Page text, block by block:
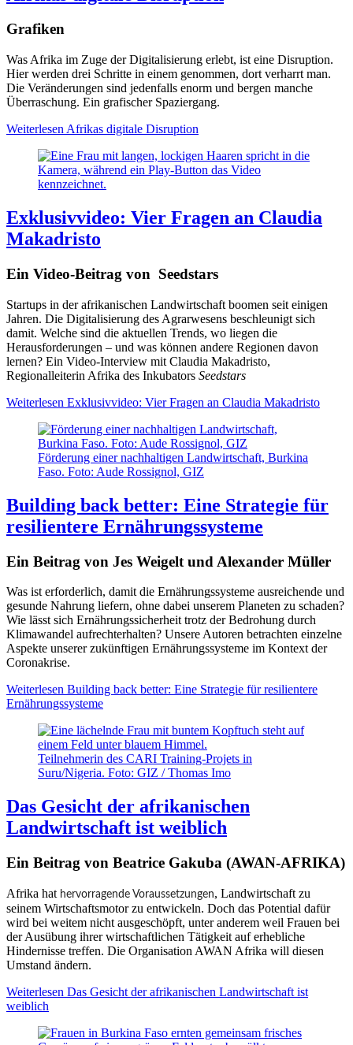
Grafiken
Was Afrika im Zuge der Digitalisierung erlebt, ist eine Disruption.
Hier werden drei Schritte in einem genommen, dort verharrt man.
Die Veränderungen sind jedenfalls enorm und bergen manche
Überraschung. Ein grafischer Spaziergang.
Weiterlesen Afrikas digitale Disruption
Exklusivvideo: Vier Fragen an Claudia
Makadristo
Ein Video-Beitrag von Seedstars
Startups in der afrikanischen Landwirtschaft boomen seit einigen
Jahren. Die Digitalisierung des Agrarwesens beschleunigt sich
damit. Welche sind die aktuellen Trends, wo liegen die
Herausforderungen – und was können andere Regionen davon
lernen? Ein Video-Interview mit Claudia Makadristo,
Regionalleiterin Afrika des Inkubators Seedstars
Weiterlesen Exklusivvideo: Vier Fragen an Claudia Makadristo
Förderung einer nachhaltigen Landwirtschaft, Burkina
Faso. Foto: Aude Rossignol, GIZ
Building back better: Eine Strategie für
resilientere Ernährungssysteme
Ein Beitrag von Jes Weigelt und Alexander Müller
Was ist erforderlich, damit die Ernährungssysteme ausreichende und
gesunde Nahrung liefern, ohne dabei unserem Planeten zu schaden?
Wie lässt sich Ernährungssicherheit trotz der Bedrohung durch
Klimawandel aufrechterhalten? Unsere Autoren betrachten einzelne
Aspekte unserer zukünftigen Ernährungssysteme im Kontext der
Coronakrise.
Weiterlesen Building back better: Eine Strategie für resilientere
Ernährungssysteme
Teilnehmerin des CARI Training-Projets in
Suru/Nigeria. Foto: GIZ / Thomas Imo
Das Gesicht der afrikanischen
Landwirtschaft ist weiblich
Ein Beitrag von Beatrice Gakuba (AWAN-AFRIKA)
Afrika hat hervorragende Voraussetzungen, Landwirtschaft zu
seinem Wirtschaftsmotor zu entwickeln. Doch das Potential dafür
wird bei weitem nicht ausgeschöpft, unter anderem weil Frauen bei
der Ausübung ihrer wirtschaftlichen Tätigkeit auf erhebliche
Hindernisse treffen. Die Organisation AWAN Afrika will diesen
Umstand ändern.
Weiterlesen Das Gesicht der afrikanischen Landwirtschaft ist
weiblich